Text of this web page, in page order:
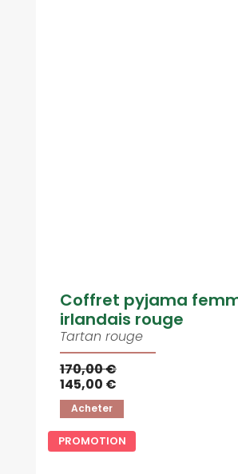
Coffret pyjama
irlandais rouge
Tartan rouge
170,00 €
145,00 €
Acheter
PROMOTION